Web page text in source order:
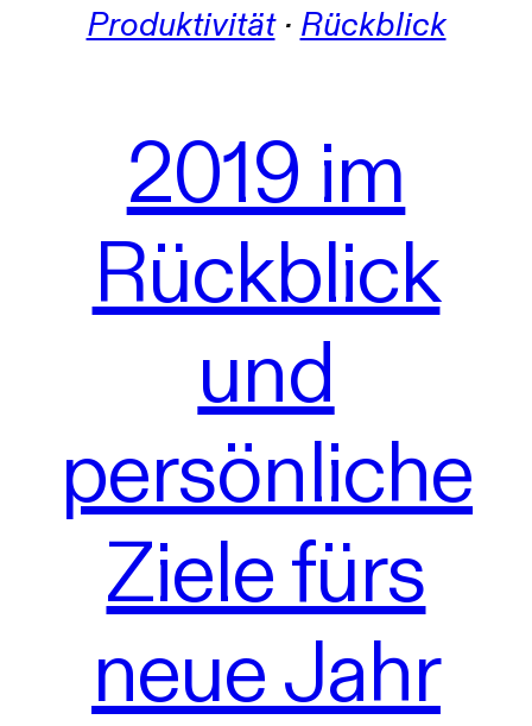
Produktivität · Rückblick
2019 im
Rückblick
und
persönliche
Ziele fürs
neue Jahr